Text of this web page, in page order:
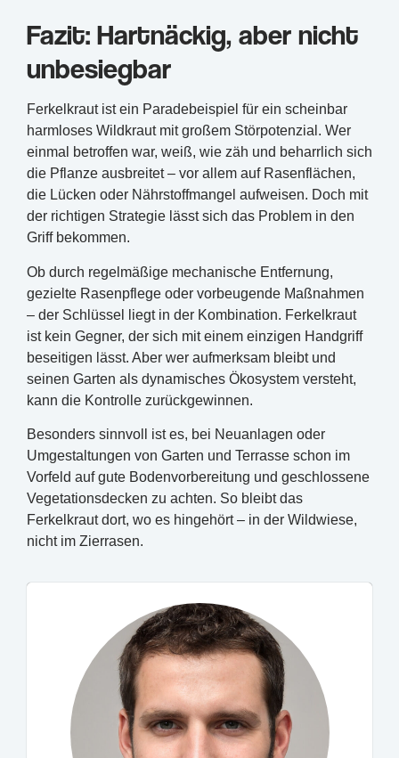
Fazit: Hartnäckig, aber nicht
unbesiegbar
Ferkelkraut ist ein Paradebeispiel für ein scheinbar
harmloses Wildkraut mit großem Störpotenzial. Wer
einmal betroffen war, weiß, wie zäh und beharrlich sich
die Pflanze ausbreitet – vor allem auf Rasenflächen,
die Lücken oder Nährstoffmangel aufweisen. Doch mit
der richtigen Strategie lässt sich das Problem in den
Griff bekommen.
Ob durch regelmäßige mechanische Entfernung,
gezielte Rasenpflege oder vorbeugende Maßnahmen
– der Schlüssel liegt in der Kombination. Ferkelkraut
ist kein Gegner, der sich mit einem einzigen Handgriff
beseitigen lässt. Aber wer aufmerksam bleibt und
seinen Garten als dynamisches Ökosystem versteht,
kann die Kontrolle zurückgewinnen.
Besonders sinnvoll ist es, bei Neuanlagen oder
Umgestaltungen von Garten und Terrasse schon im
Vorfeld auf gute Bodenvorbereitung und geschlossene
Vegetationsdecken zu achten. So bleibt das
Ferkelkraut dort, wo es hingehört – in der Wildwiese,
nicht im Zierrasen.